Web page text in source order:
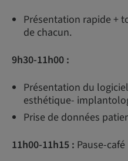
Présentation rapide +
de chacun.
9h30-11h00 :
Présentation du
esthétique-
Prise de données
11h00-11h15 : Pause-café